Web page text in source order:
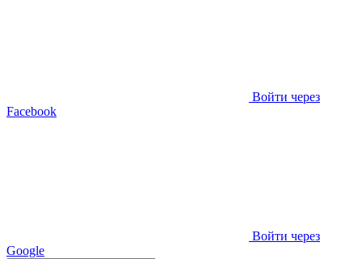
Войти через
Facebook
Войти через
Google